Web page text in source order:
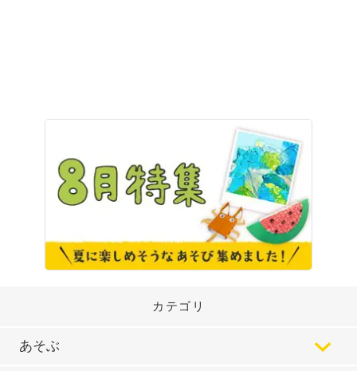
カテゴリ
あそぶ